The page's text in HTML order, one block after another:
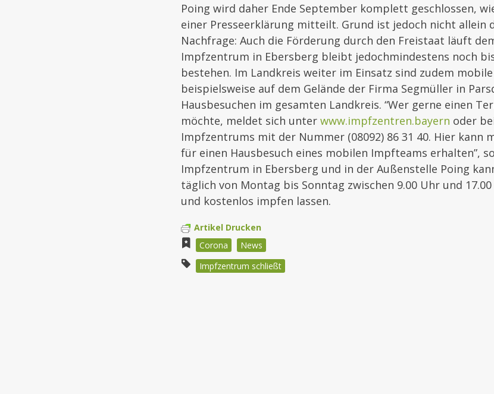
Poing wird daher Ende September komplett geschlossen,
einer Presseerklärung mitteilt. Grund ist jedoch nicht allein
Nachfrage: Auch die Förderung durch den Freistaat läuft
Impfzentrum in Ebersberg bleibt jedochmindestens noch
bestehen. Im Landkreis weiter im Einsatz sind zudem
beispielsweise auf dem Gelände der Firma Segmüller in
Hausbesuchen im gesamten Landkreis. “Wer gerne einen
möchte, meldet sich unter www.impfzentren.bayern oder
Impfzentrums mit der Nummer (08092) 86 31 40. Hier kann
für einen Hausbesuch eines mobilen Impfteams erhalten”,
Impfzentrum in Ebersberg und in der Außenstelle Poing
täglich von Montag bis Sonntag zwischen 9.00 Uhr und
und kostenlos impfen lassen.
Artikel Drucken
Corona
News
Impfzentrum schließt